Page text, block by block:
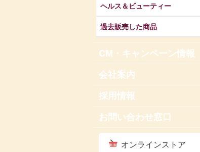
ヘルス＆ビューティー
過去販売した商品
CM・キャンペーン情報
会社案内
採用情報
お問い合わせ窓口
オンラインストア